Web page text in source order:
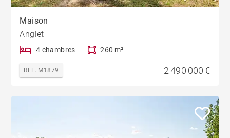
Maison
Anglet
4 chambres 260 m²
REF. M1879 2 490 000 €